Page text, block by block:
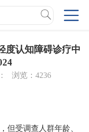
度认知障碍诊疗中
浏览：4236
但受调查人群年龄、